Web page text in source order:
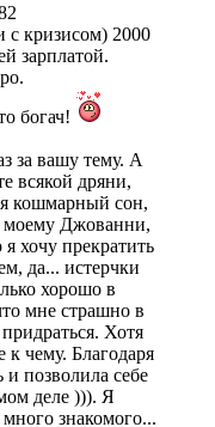
с кризисом) 2000
зарплатой.
богач!
за вашу тему. А
всякой дряни,
кошмарный сон,
моему Джованни,
хочу прекратить
да... истерчки
хорошо в
мне страшно в
Хотя
к чему. Благодаря
и позволила себе
деле ))). Я
много знакомого...